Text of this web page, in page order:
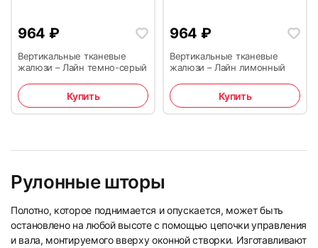
11 12
13
964 ₽
Вертикальные тканевые
жалюзи – Лайн темно-серый
Купить
964 ₽
Вертикальные тканевые
жалюзи – Лайн лимонный
Купить
Рулонные шторы
Полотно, которое поднимается и опускается, может быть
остановлено на любой высоте с помощью цепочки управления
и вала, монтируемого вверху оконной створки. Изготавливают